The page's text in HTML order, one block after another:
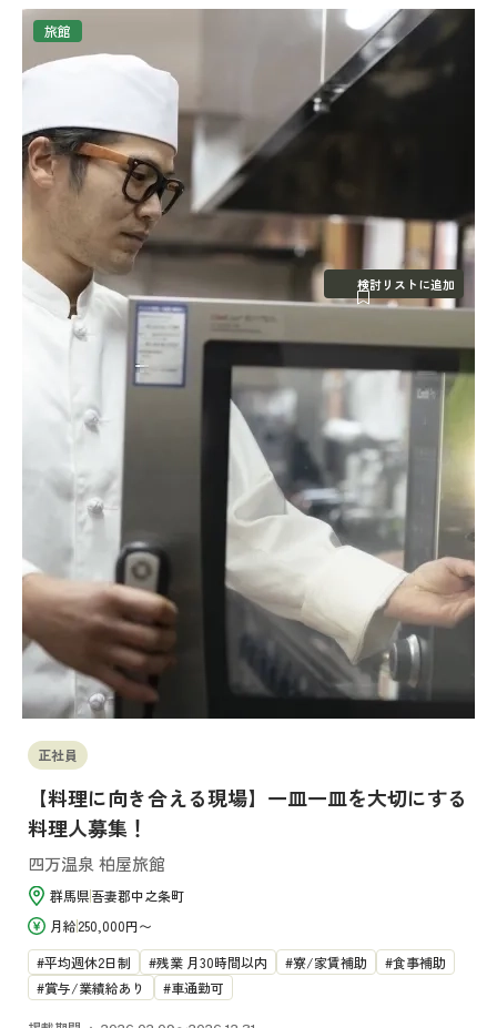
旅館
正社員
【料理に向き合える現場】一皿一皿を大切にする
料理人募集！
四万温泉 柏屋旅館
群馬県吾妻郡中之条町
月給250,000円〜
平均週休2日制
残業 月30時間以内 寮/家賃補助
食事補助
賞与/業績給あり
車通勤可
検討リストに追加